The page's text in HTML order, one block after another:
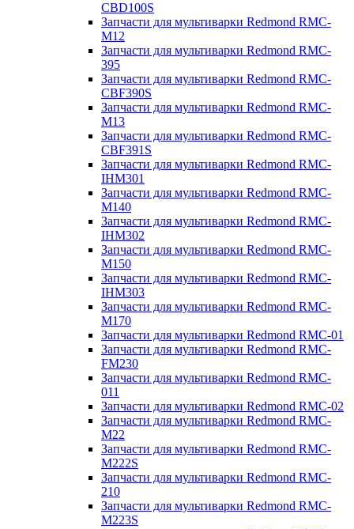
CBD100S
Запчасти для мультиварки Redmond RMC-
M12
Запчасти для мультиварки Redmond RMC-
395
Запчасти для мультиварки Redmond RMC-
CBF390S
Запчасти для мультиварки Redmond RMC-
M13
Запчасти для мультиварки Redmond RMC-
CBF391S
Запчасти для мультиварки Redmond RMC-
IHM301
Запчасти для мультиварки Redmond RMC-
M140
Запчасти для мультиварки Redmond RMC-
IHM302
Запчасти для мультиварки Redmond RMC-
M150
Запчасти для мультиварки Redmond RMC-
IHM303
Запчасти для мультиварки Redmond RMC-
M170
Запчасти для мультиварки Redmond RMC-01
Запчасти для мультиварки Redmond RMC-
FM230
Запчасти для мультиварки Redmond RMC-
011
Запчасти для мультиварки Redmond RMC-02
Запчасти для мультиварки Redmond RMC-
M22
Запчасти для мультиварки Redmond RMC-
M222S
Запчасти для мультиварки Redmond RMC-
210
Запчасти для мультиварки Redmond RMC-
M223S